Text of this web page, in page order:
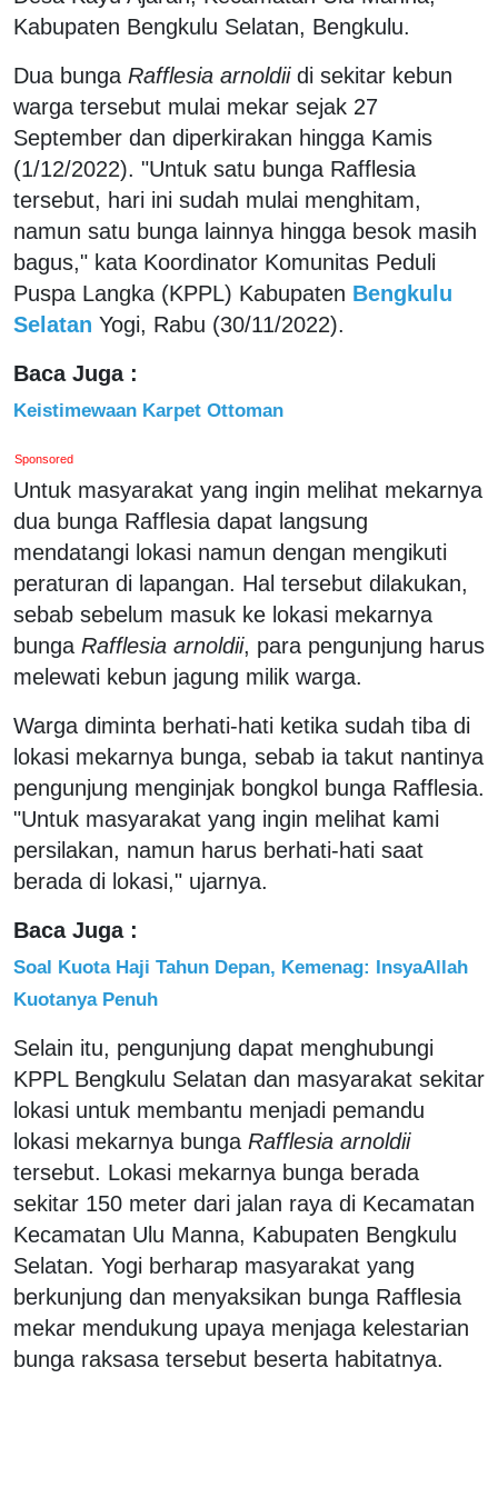
Kabupaten Bengkulu Selatan, Bengkulu.
Dua bunga Rafflesia arnoldiidi sekitar kebun
warga tersebut mulai mekar sejak 27
September dan diperkirakan hingga Kamis
(1/12/2022). "Untuk satu bunga Rafflesia
tersebut, hari ini sudah mulai menghitam,
namun satu bunga lainnya hingga besok masih
bagus," kata Koordinator Komunitas Peduli
Puspa Langka (KPPL) Kabupaten Bengkulu
Selatan Yogi, Rabu (30/11/2022).
Baca Juga :
Keistimewaan Karpet Ottoman
Sponsored
Untuk masyarakat yang ingin melihat mekarnya
dua bunga Rafflesia dapat langsung
mendatangi lokasi namun dengan mengikuti
peraturan di lapangan. Hal tersebut dilakukan,
sebab sebelum masuk ke lokasi mekarnya
bunga Rafflesia arnoldii, para pengunjung harus
melewati kebun jagung milik warga.
Warga diminta berhati-hati ketika sudah tiba di
lokasi mekarnya bunga, sebab ia takut nantinya
pengunjung menginjak bongkol bunga Rafflesia.
"Untuk masyarakat yang ingin melihat kami
persilakan, namun harus berhati-hati saat
berada di lokasi," ujarnya.
Baca Juga :
Soal Kuota Haji Tahun Depan, Kemenag: InsyaAllah
Kuotanya Penuh
Selain itu, pengunjung dapat menghubungi
KPPL Bengkulu Selatan dan masyarakat sekitar
lokasi untuk membantu menjadi pemandu
lokasi mekarnya bunga Rafflesia arnoldii
tersebut. Lokasi mekarnya bunga berada
sekitar 150 meter dari jalan raya di Kecamatan
Kecamatan Ulu Manna, Kabupaten Bengkulu
Selatan. Yogi berharap masyarakat yang
berkunjung dan menyaksikan bunga Rafflesia
mekar mendukung upaya menjaga kelestarian
bunga raksasa tersebut beserta habitatnya.